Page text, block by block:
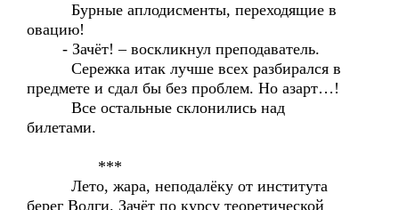
Бурные аплодисменты, переходящие в
овацию!
- Зачёт! – воскликнул преподаватель.
Сережка итак лучше всех разбирался в
предмете и сдал бы без проблем. Но азарт…!
Все остальные склонились над
билетами.
***
Лето, жара, неподалёку от института
берег Волги. Зачёт по курсу теоретической